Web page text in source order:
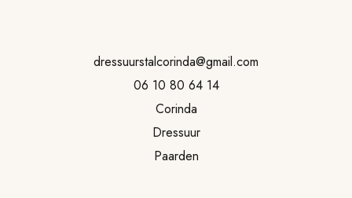
dressuurstalcorinda@gmail.com
06 10 80 64 14
Corinda
Dressuur
Paarden